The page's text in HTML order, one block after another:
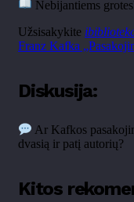
Nebijantiems
Užsisakykite
Franz Kafka
Diskusija:
Ar Kafkos
dvasią ir patį autorių?
Kitos